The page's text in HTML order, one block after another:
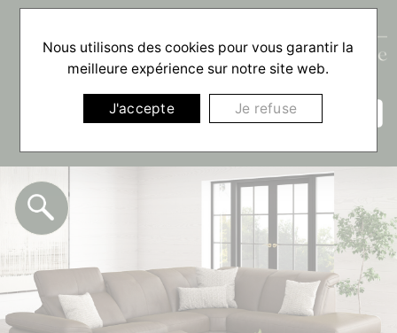
☰
Nous utilisons des cookies pour vous garantir la
meilleure expérience sur notre site web.
J'accepte Je refuse